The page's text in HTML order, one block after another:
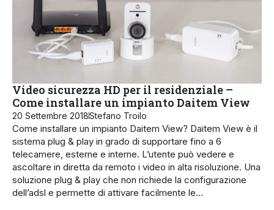
Video sicurezza HD per il residenziale –
Come installare un impianto Daitem View
20 Settembre 2018Stefano Troilo
Come installare un impianto Daitem View? Daitem View è il
sistema plug & play in grado di supportare fino a 6
telecamere, esterne e interne. L’utente può vedere e
ascoltare in diretta da remoto i video in alta risoluzione. Una
soluzione plug & play che non richiede la configurazione
dell’adsl e permette di attivare facilmente le…